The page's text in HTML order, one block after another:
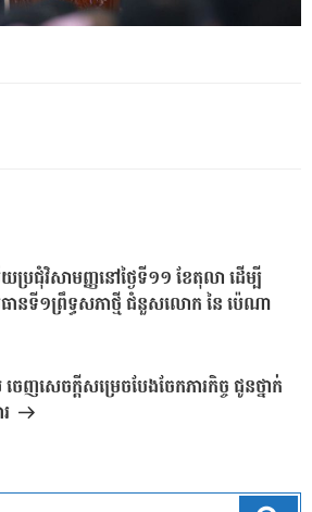
រជុំវិសាមញ្ញនៅថ្ងៃទី១១ ខែតុលា ដើម្បី
ានទី១ព្រឹទ្ធសភាថ្មី ជំនួសលោក នៃ ប៉េណា
េញសេចក្ដីសម្រេចបែងចែកភារកិច្ច ជូនថ្នាក់